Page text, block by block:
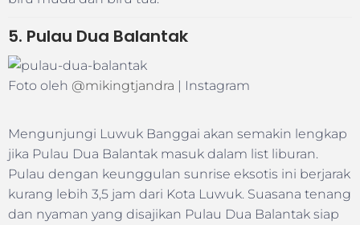
5. Pulau Dua Balantak
Foto oleh @mikingtjandra | Instagram
Mengunjungi Luwuk Banggai akan semakin lengkap
jika Pulau Dua Balantak masuk dalam list liburan.
Pulau dengan keunggulan sunrise eksotis ini berjarak
kurang lebih 3,5 jam dari Kota Luwuk. Suasana tenang
dan nyaman yang disajikan Pulau Dua Balantak siap